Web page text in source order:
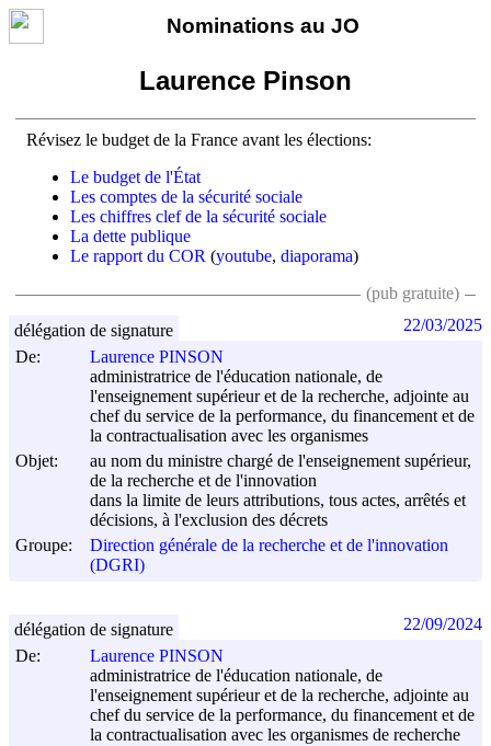
Nominations au JO
Laurence Pinson
Révisez le budget de la France avant les élections:
Le budget de l'État
Les comptes de la sécurité sociale
Les chiffres clef de la sécurité sociale
La dette publique
Le rapport du COR (youtube, diaporama)
(pub gratuite)
De:
Laurence PINSON
administratrice de l'éducation nationale, de
l'enseignement supérieur et de la recherche, adjointe au
chef du service de la performance, du financement et de
la contractualisation avec les organismes
Objet:
au nom du ministre chargé de l'enseignement supérieur,
de la recherche et de l'innovation
dans la limite de leurs attributions, tous actes, arrêtés et
décisions, à l'exclusion des décrets
Groupe:
Direction générale de la recherche et de l'innovation
(DGRI)
délégation de signature 22/03/2025
De:
Laurence PINSON
administratrice de l'éducation nationale, de
l'enseignement supérieur et de la recherche, adjointe au
chef du service de la performance, du financement et de
la contractualisation avec les organismes de recherche
délégation de signature 22/09/2024